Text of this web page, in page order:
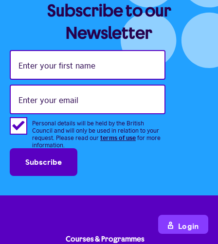
Subscribe to our
Newsletter
Enter
your
name
Enter
your
Personal details will be held by the British
Council and will only be used in relation to your
request. Please read ourterms of usefor more
information.
Courses & Programmes
Login